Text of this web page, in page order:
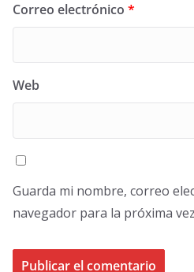
Correo electrónico *
Web
Guarda mi nombre, correo
navegador para la próxima